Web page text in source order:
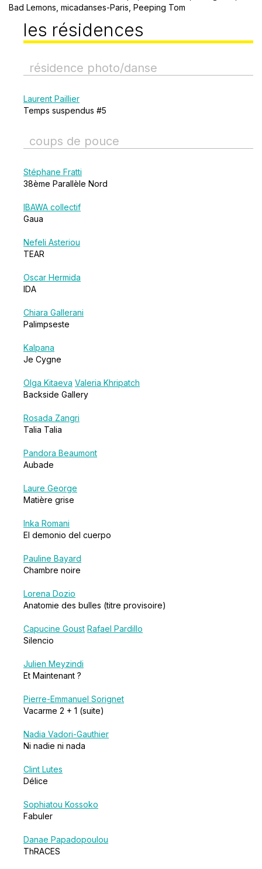
Bad Lemons, micadanses-Paris, Peeping Tom
les résidences
résidence photo/danse
Laurent Paillier
Temps suspendus #5
coups de pouce
Stéphane Fratti
38ème Parallèle Nord
IBAWA collectif
Gaua
Nefeli Asteriou
TEAR
Oscar Hermida
IDA
Chiara Gallerani
Palimpseste
Kalpana
Je Cygne
Olga Kitaeva Valeria Khripatch
Backside Gallery
Rosada Zangri
Talia Talia
Pandora Beaumont
Aubade
Laure George
Matière grise
Inka Romani
El demonio del cuerpo
Pauline Bayard
Chambre noire
Lorena Dozio
Anatomie des bulles (titre provisoire)
Capucine Goust Rafael Pardillo
Silencio
Julien Meyzindi
Et Maintenant ?
Pierre-Emmanuel Sorignet
Vacarme 2 + 1 (suite)
Nadia Vadori-Gauthier
Ni nadie ni nada
Clint Lutes
Délice
Sophiatou Kossoko
Fabuler
Danae Papadopoulou
ThRACES